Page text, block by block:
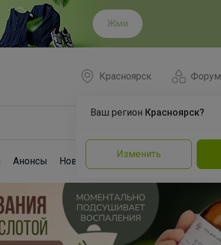
Жми
Форум
Красноярск
Ваш регион Красноярск?
Изменить
Анонсы Новости Команда